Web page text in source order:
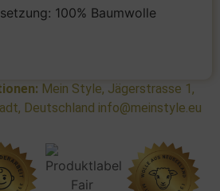
100% Baumwolle
Mein Style, Jägerstrasse 1,
Deutschland info@meinstyle.eu